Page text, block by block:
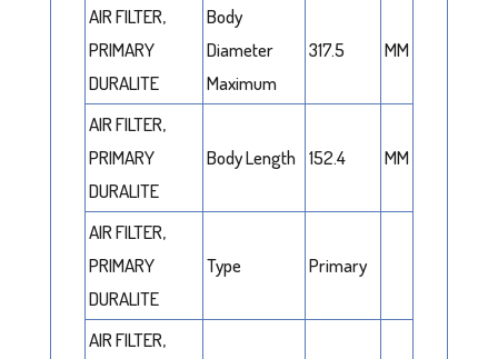
AIR FILTER,
PRIMARY
DURALITE
Body
Diameter
Maximum
317.5 MM
AIR FILTER,
PRIMARY
DURALITE
Body Length 152.4 MM
AIR FILTER,
PRIMARY
DURALITE
Type Primary
AIR FILTER,